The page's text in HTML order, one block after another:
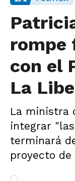
rompe
con el
La
La ministra
integrar
terminará
proyecto